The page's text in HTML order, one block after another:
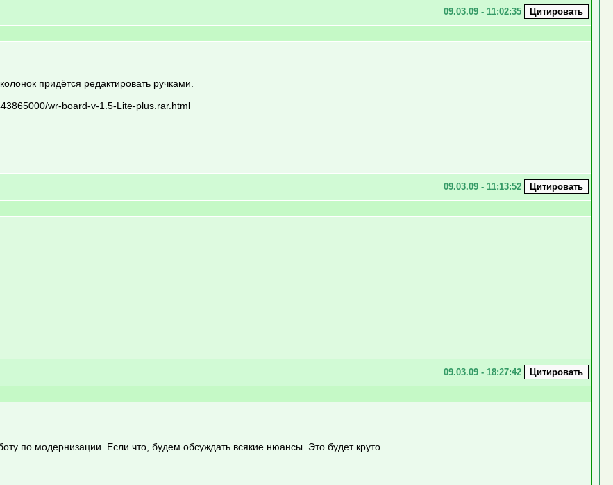
09.03.09 - 11:02:35
придётся редактировать ручками.
wr-board-v-1.5-Lite-plus.rar.html
09.03.09 - 11:13:52
09.03.09 - 18:27:42
по модернизации. Если что, будем обсуждать всякие нюансы. Это будет круто.